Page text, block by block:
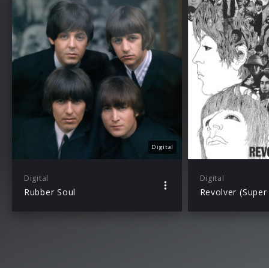
Digital
Digital
Rubber Soul
Digital
Revolver